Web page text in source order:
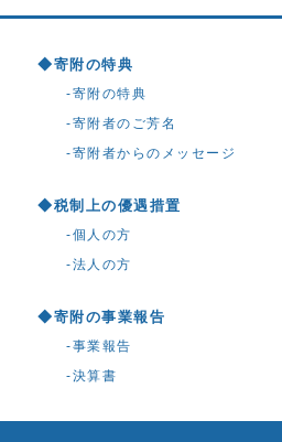
寄附の特典
寄附の特典
寄附者のご芳名
寄附者からのメッセージ
税制上の優遇措置
個人の方
法人の方
寄附の事業報告
事業報告
決算書